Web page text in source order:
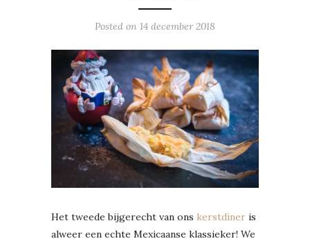
Posted on 14 december 2018
Het tweede bijgerecht van ons kerstdiner is
alweer een echte Mexicaanse klassieker! We